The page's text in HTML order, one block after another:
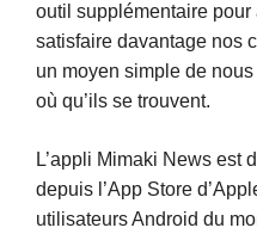
outil supplémentaire
satisfaire davantage nos
un moyen simple de
où qu’ils se trouvent.
L’appli Mimaki News est
depuis l’App Store
utilisateurs Android du